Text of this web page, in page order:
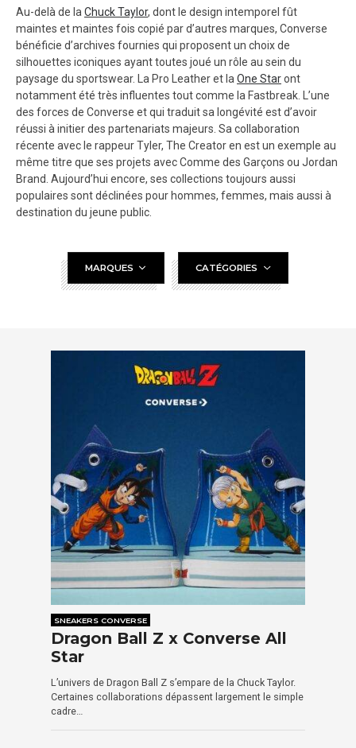
Au-delà de la Chuck Taylor, dont le design intemporel fût
maintes et maintes fois copié par d’autres marques, Converse
bénéficie d’archives fournies qui proposent un choix de
silhouettes iconiques ayant toutes joué un rôle au sein du
paysage du sportswear. La Pro Leather et la One Staront
notamment été très influentes tout comme la Fastbreak. L’une
des forces de Converse et qui traduit sa longévité est d’avoir
réussi à initier des partenariats majeurs. Sa collaboration
récente avec le rappeur Tyler, The Creator en est un exemple au
même titre que ses projets avec Comme des Garçons ou Jordan
Brand. Aujourd’hui encore, ses collections toujours aussi
populaires sont déclinées pour hommes, femmes, mais aussi à
destination du jeune public.
MARQUES CATÉGORIES
SNEAKERS CONVERSE
Dragon Ball Z x Converse All
Star
L’univers de Dragon Ball Z s’empare de la Chuck Taylor.
Certaines collaborations dépassent largement le simple
cadre…